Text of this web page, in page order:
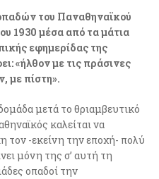
του Παναθηναϊκού
1930 μέσα από τα μάτια
εφημερίδας της
«ήλθον με τις πράσινες
με πίστη».
μετά το θριαμβευτικό
καλείται να
τον -εκείνη την εποχή- πολύ
μόνη της σ’ αυτή τη
οπαδοί την